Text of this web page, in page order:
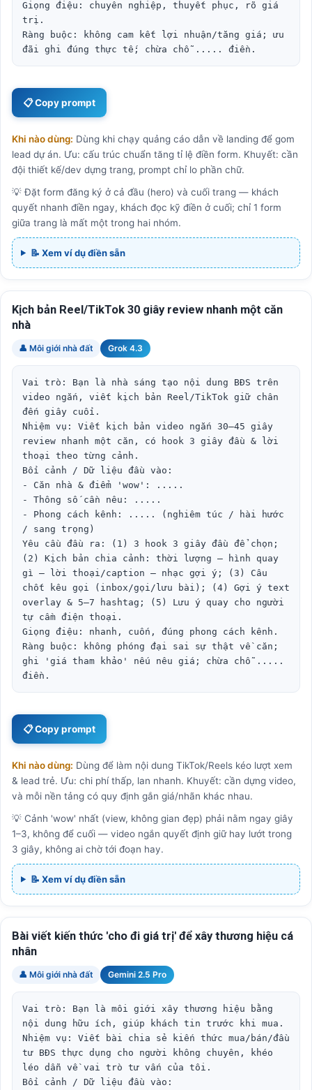
Giọng điệu: chuyên nghiệp, thuyết phục, rõ giá
trị.
Ràng buộc: không cam kết lợi nhuận/tăng giá; ưu
đãi ghi đúng thực tế; chừa chỗ ..... điền.
📋 Copy prompt
Khi nào dùng: Dùng khi chạy quảng cáo dẫn về landing để gom
lead dự án. Ưu: cấu trúc chuẩn tăng tỉ lệ điền form. Khuyết: cần
đội thiết kế/dev dựng trang, prompt chỉ lo phần chữ.
💡 Đặt form đăng ký ở cả đầu (hero) và cuối trang — khách
quyết nhanh điền ngay, khách đọc kỹ điền ở cuối; chỉ 1 form
giữa trang là mất một trong hai nhóm.
📝 Xem ví dụ điền sẵn
Kịch bản Reel/TikTok 30 giây review nhanh một căn
nhà
👤 Môi giới nhà đất Grok 4.3
Vai trò: Bạn là nhà sáng tạo nội dung BĐS trên
video ngắn, viết kịch bản Reel/TikTok giữ chân
đến giây cuối.
Nhiệm vụ: Viết kịch bản video ngắn 30–45 giây
review nhanh một căn, có hook 3 giây đầu & lời
thoại theo từng cảnh.
Bối cảnh / Dữ liệu đầu vào:
- Căn nhà & điểm 'wow': .....
- Thông số cần nêu: .....
- Phong cách kênh: ..... (nghiêm túc / hài hước
/ sang trọng)
Yêu cầu đầu ra: (1) 3 hook 3 giây đầu để chọn;
(2) Kịch bản chia cảnh: thời lượng – hình quay
gì – lời thoại/caption – nhạc gợi ý; (3) Câu
chốt kêu gọi (inbox/gọi/lưu bài); (4) Gợi ý text
overlay & 5–7 hashtag; (5) Lưu ý quay cho người
tự cầm điện thoại.
Giọng điệu: nhanh, cuốn, đúng phong cách kênh.
Ràng buộc: không phóng đại sai sự thật về căn;
ghi 'giá tham khảo' nếu nêu giá; chừa chỗ .....
điền.
📋 Copy prompt
Khi nào dùng: Dùng để làm nội dung TikTok/Reels kéo lượt xem
& lead trẻ. Ưu: chi phí thấp, lan nhanh. Khuyết: cần dựng video,
và mỗi nền tảng có quy định gắn giá/nhãn khác nhau.
💡 Cảnh 'wow' nhất (view, không gian đẹp) phải nằm ngay giây
1–3, không để cuối — video ngắn quyết định giữ hay lướt trong
3 giây, không ai chờ tới đoạn hay.
📝 Xem ví dụ điền sẵn
Bài viết kiến thức 'cho đi giá trị' để xây thương hiệu cá
nhân
👤 Môi giới nhà đất Gemini 2.5 Pro
Vai trò: Bạn là môi giới xây thương hiệu bằng
nội dung hữu ích, giúp khách tin trước khi mua.
Nhiệm vụ: Viết bài chia sẻ kiến thức mua/bán/đầu
tư BĐS thực dụng cho người không chuyên, khéo
léo dẫn về vai trò tư vấn của tôi.
Bối cảnh / Dữ liệu đầu vào: